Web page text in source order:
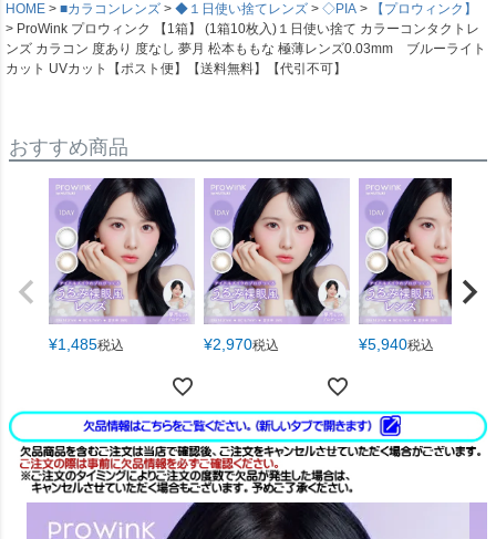
HOME ■カラコンレンズ ◆１日使い捨てレンズ ◇PIA
【プロウィンク】
ProWink プロウィンク 【1箱】 (1箱10枚入)１日使い捨て カラーコンタクトレ
ンズ カラコン 度あり 度なし 夢月 松本ももな 極薄レンズ0.03mm ブルーライト
カット UVカット【ポスト便】【送料無料】【代引不可】
おすすめ商品
¥1,485税込 ¥2,970税込 ¥5,940税込